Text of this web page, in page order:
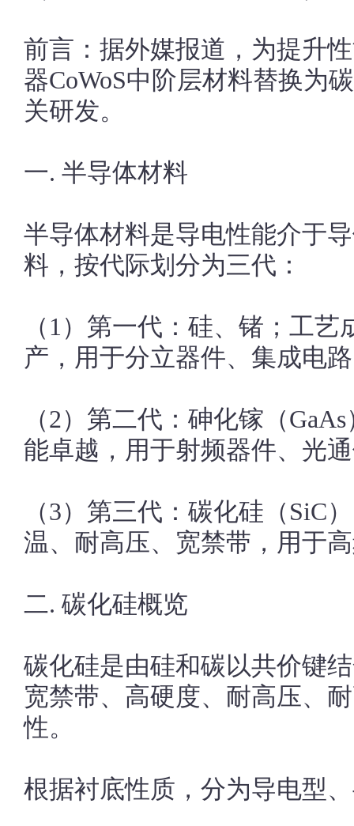
前言：据外媒报道，为提升
器CoWoS中阶层材料替换为
关研发。
一. 半导体材料
半导体材料是导电性能介于
料，按代际划分为三代：
（1）第一代：硅、锗；工
产，用于分立器件、集成电
（2）第二代：砷化镓（
能卓越，用于射频器件、光
（3）第三代：碳化硅（SiC
温、耐高压、宽禁带，用于
二. 碳化硅概览
碳化硅是由硅和碳以共价键
宽禁带、高硬度、耐高压、
性。
根据衬底性质，分为导电型